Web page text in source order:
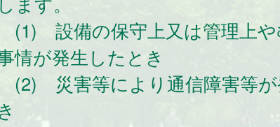
(1) 設備の保守上又は管理上や
情が発生したとき
(2) 災害等により通信障害等が
き